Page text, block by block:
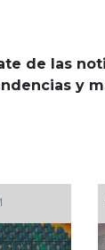
de las
y
05, 2026 /